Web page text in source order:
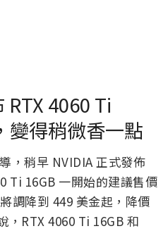
RTX 4060 Ti
變得稍微香一點
，稍早 NVIDIA 正式發佈
Ti 16GB 一開始的建議售價
調降到 449 美金起，降價
，RTX 4060 Ti 16GB 和